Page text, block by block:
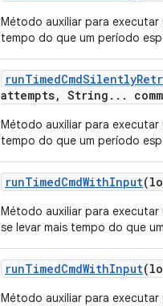
Método auxiliar para executar
tempo do que um período
runTimedCmdSilently
attempts, String . . .
Método auxiliar para executar
tempo do que um período
runTimedCmdWithInput
Método auxiliar para
se levar mais tempo do que
runTimedCmdWithInput
Método auxiliar para